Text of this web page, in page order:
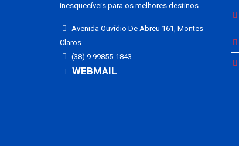
inesquecíveis para os melhores destinos.
Avenida Ouvídio De Abreu 161, Montes
Claros
(38) 9 99855-1843
WEBMAIL